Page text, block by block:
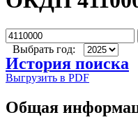
Выбрать год:
История поиска
Выгрузить в PDF
Общая